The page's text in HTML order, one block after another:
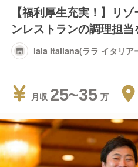
【福利厚生充実！】リ
ンレストランの調理担当
lala Italiana(ララ イタリア
月収 25~35